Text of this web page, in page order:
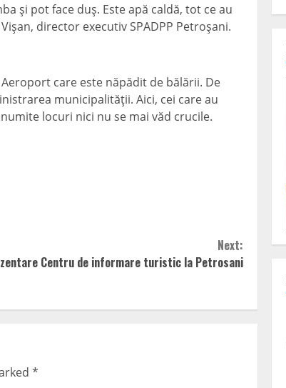
şi pot face duş. Este apă caldă, tot ce au
director executiv SPADPP Petroşani.
care este năpădit de bălării. De
municipalităţii. Aici, cei care au
locuri nici nu se mai văd crucile.
Next:
Centru de informare turistic la Petrosani
*